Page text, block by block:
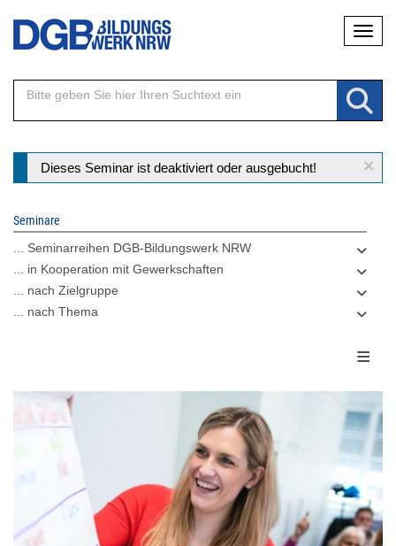
Direkt
Inhalt
×
Statusmeldung
Dieses Seminar ist deaktiviert oder ausgebucht!
Seminare
... Seminarreihen DGB-Bildungswerk NRW
... in Kooperation mit Gewerkschaften
... nach Zielgruppe
... nach Thema